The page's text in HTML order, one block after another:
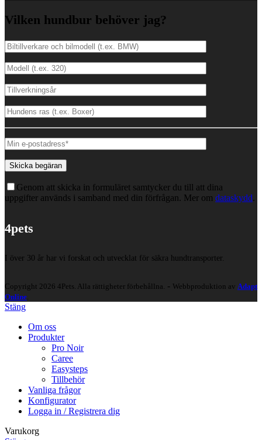
Vilken hundbur behöver jag?
Genom att skicka in formuläret samtycker du till att dina
uppgifter används i samband med din förfrågan. Mer om dataskydd.
4pets
I över 30 år har vi forskat och utvecklat för säkra hundtransporter.
Copyright 2026 4Pets. Alla rättigheter förbehållna. - Webbproduktion av Adapt
Online.
Stäng
Om oss
Produkter
Pro Noir
Caree
Easysteps
Tillbehör
Vanliga frågor
Konfigurator
Logga in / Registrera dig
Varukorg